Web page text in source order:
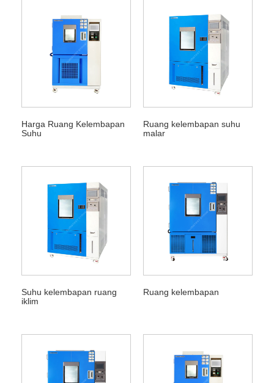
Harga Ruang Kelembapan
Suhu
Ruang kelembapan suhu
malar
Suhu kelembapan ruang
iklim
Ruang kelembapan